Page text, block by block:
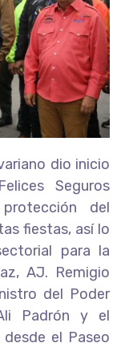
dio inicio
Seguros
del
fiestas, así lo
para la
AJ. Remigio
del Poder
Padrón y el
desde el Paseo